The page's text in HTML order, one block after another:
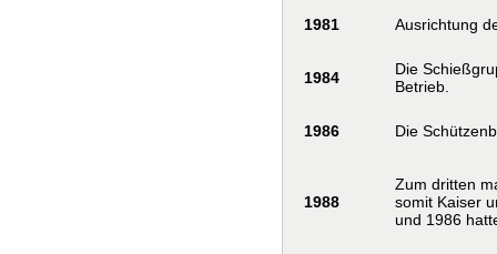
1981 Ausrichtung
1984
Die
Betrieb.
1986 Die
1988
Zum dritten
somit Kaiser
und 1986